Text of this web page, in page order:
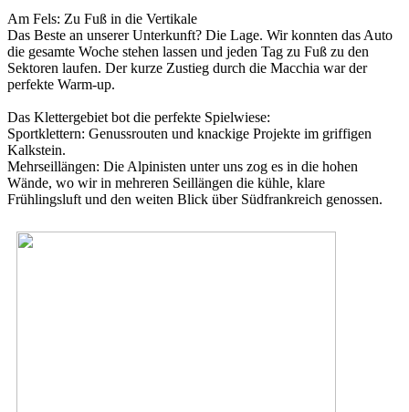
Am Fels: Zu Fuß in die Vertikale
Das Beste an unserer Unterkunft? Die Lage. Wir konnten das Auto
die gesamte Woche stehen lassen und jeden Tag zu Fuß zu den
Sektoren laufen. Der kurze Zustieg durch die Macchia war der
perfekte Warm-up.
Das Klettergebiet bot die perfekte Spielwiese:
Sportklettern: Genussrouten und knackige Projekte im griffigen
Kalkstein.
Mehrseillängen: Die Alpinisten unter uns zog es in die hohen
Wände, wo wir in mehreren Seillängen die kühle, klare
Frühlingsluft und den weiten Blick über Südfrankreich genossen.